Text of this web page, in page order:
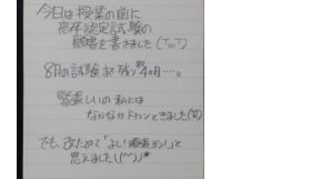
高卒認定試験とは
高卒認定試験にかかる費用